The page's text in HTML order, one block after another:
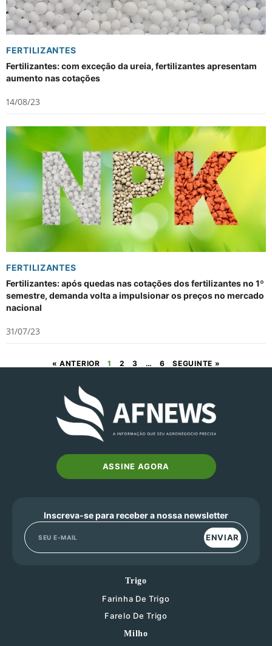
FERTILIZANTES
Fertilizantes: com exceção da ureia, fertilizantes apresentam
aumento nas cotações
14/08/23
FERTILIZANTES
Fertilizantes: após quedas nas cotações dos fertilizantes no 1º
semestre, demanda volta a impulsionar os preços no mercado
nacional
31/07/23
« ANTERIOR 1 2 3 … 6 SEGUINTE »
ASSINE AGORA
Inscreva-se para receber a nossa newsletter
ENVIAR
Trigo
Farinha De Trigo
Farelo De Trigo
Milho